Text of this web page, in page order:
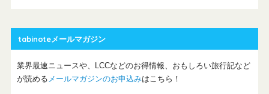
tabinoteメールマガジン
業界最速ニュースや、LCCなどのお得情報、おもしろい旅行記など
が読める メールマガジンのお申込みはこちら！